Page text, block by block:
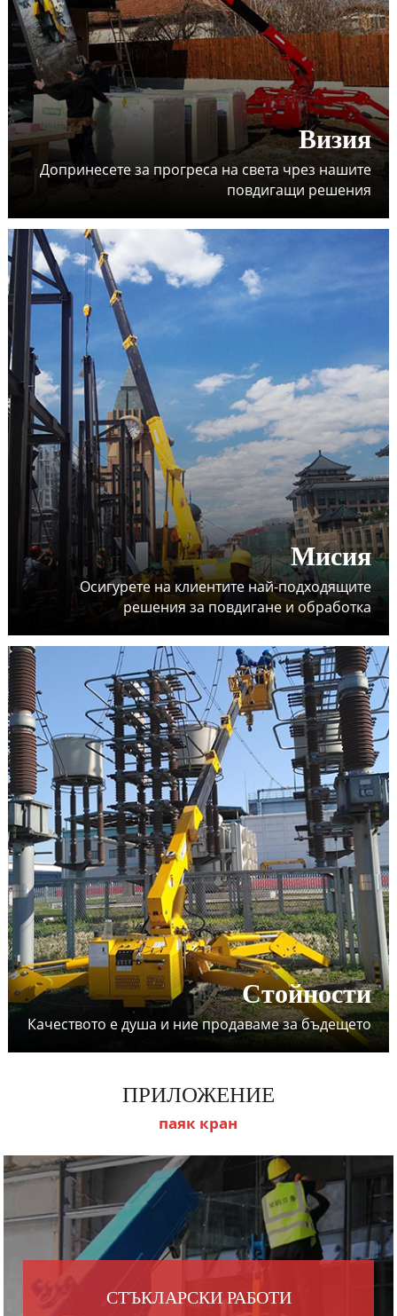
Визия
Допринесете за прогреса на света чрез нашите
повдигащи решения
Мисия
Осигурете на клиентите най-подходящите
решения за повдигане и обработка
Стойности
Качеството е душа и ние продаваме за бъдещето
ПРИЛОЖЕНИЕ
паяк кран
МОНТАЖ НА ОКАЧЕНА СТЕНА